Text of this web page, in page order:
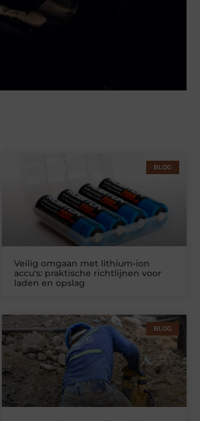
BLOG
Veilig omgaan met lithium-ion
accu's: praktische richtlijnen voor
laden en opslag
BLOG